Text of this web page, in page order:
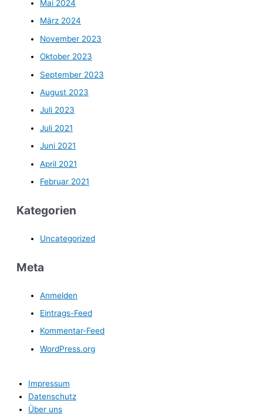
Mai 2024
März 2024
November 2023
Oktober 2023
September 2023
August 2023
Juli 2023
Juli 2021
Juni 2021
April 2021
Februar 2021
Kategorien
Uncategorized
Meta
Anmelden
Eintrags-Feed
Kommentar-Feed
WordPress.org
Impressum
Datenschutz
Über uns